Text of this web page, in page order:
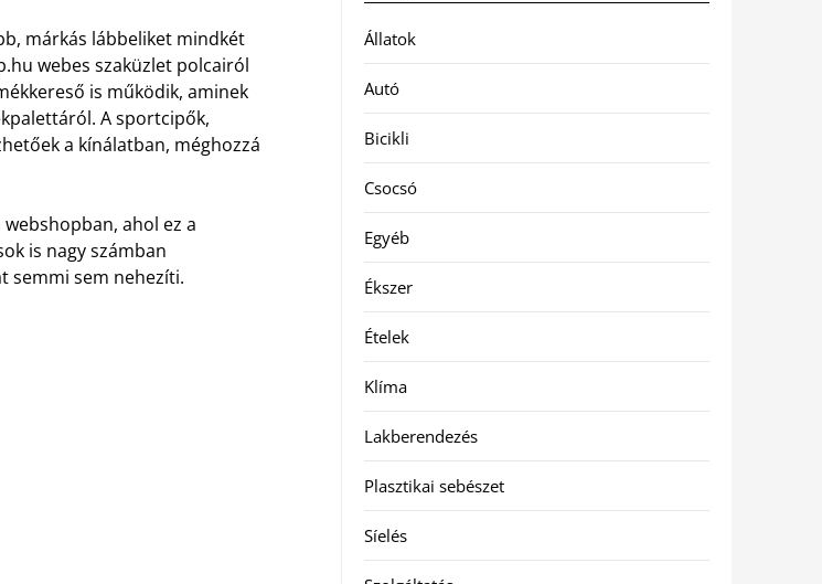
márkás lábbeliket mindkét
webes szaküzlet polcairól
is működik, aminek
A sportcipők,
a kínálatban, méghozzá
ahol ez a
is nagy számban
semmi sem nehezíti.
Állatok
Autó
Bicikli
Csocsó
Egyéb
Ékszer
Ételek
Klíma
Lakberendezés
Plasztikai sebészet
Síelés